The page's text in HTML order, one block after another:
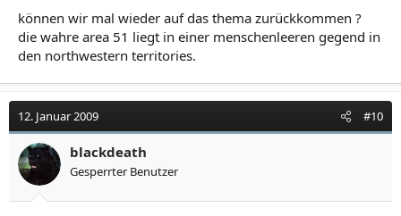
können wir mal wieder auf das thema zurückkommen ?
die wahre area 51 liegt in einer menschenleeren gegend in
den northwestern territories.
12. Januar 2009 #10
blackdeath
Gesperrter Benutzer